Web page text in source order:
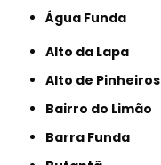
Água Funda
Alto da Lapa
Alto de Pinheiros
Bairro do Limão
Barra Funda